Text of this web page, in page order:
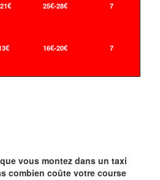
25€-28€ 7
16€-20€ 7
vous montez dans un taxi
combien coûte votre course